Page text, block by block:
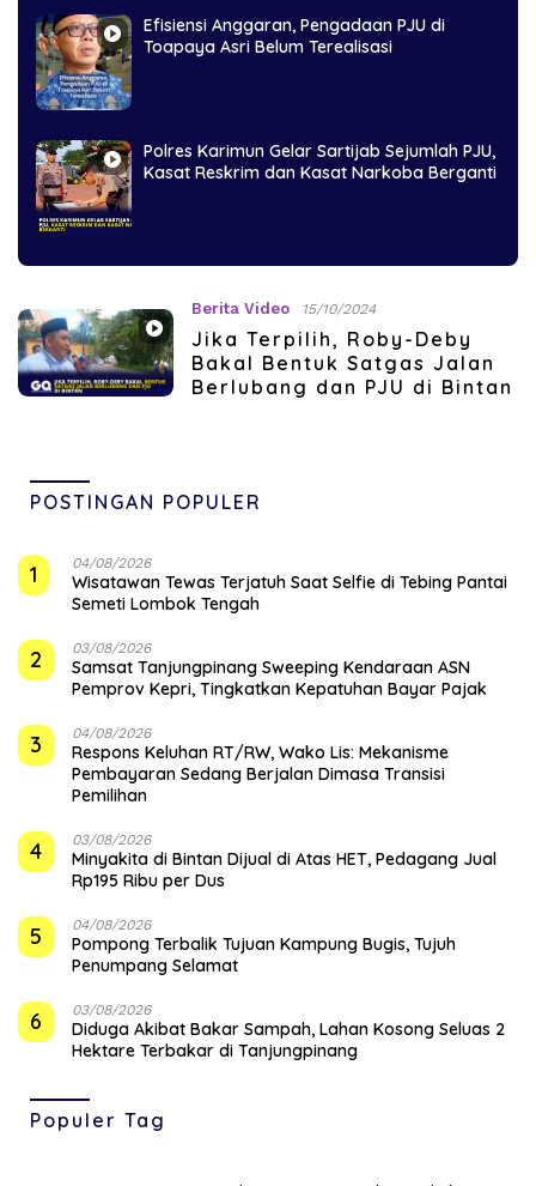
Efisiensi Anggaran, Pengadaan PJU di
Toapaya Asri Belum Terealisasi
Polres Karimun Gelar Sartijab Sejumlah PJU,
Kasat Reskrim dan Kasat Narkoba Berganti
Berita Video 15/10/2024
Jika Terpilih, Roby-Deby
Bakal Bentuk Satgas Jalan
Berlubang dan PJU di Bintan
POSTINGAN POPULER
1 04/08/2026
Wisatawan Tewas Terjatuh Saat Selfie di Tebing Pantai
Semeti Lombok Tengah
2 03/08/2026
Samsat Tanjungpinang Sweeping Kendaraan ASN
Pemprov Kepri, Tingkatkan Kepatuhan Bayar Pajak
3 04/08/2026
‎Respons Keluhan RT/RW, Wako Lis: Mekanisme
Pembayaran Sedang Berjalan Dimasa Transisi
Pemilihan
4 03/08/2026
Minyakita di Bintan Dijual di Atas HET, Pedagang Jual
Rp195 Ribu per Dus
5 04/08/2026
Pompong Terbalik Tujuan Kampung Bugis, Tujuh
Penumpang Selamat
6 03/08/2026
Diduga Akibat Bakar Sampah, Lahan Kosong Seluas 2
Hektare Terbakar di Tanjungpinang
Populer Tag